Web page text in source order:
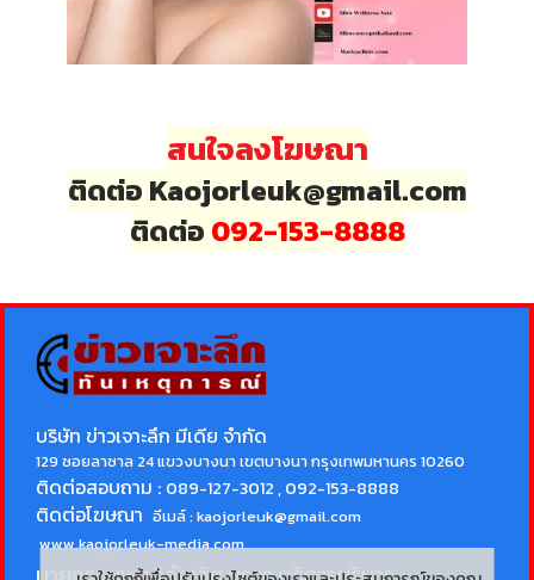
สนใจลงโฆษณา
ติดต่อ Kaojorleuk@gmail.com
ติดต่อ 092-153-8888
บริษัท ข่าวเจาะลึก มีเดีย จำกัด
129 ซอยลาซาล 24 แขวงบางนา เขตบางนา กรุงเทพมหานคร 10260
ติดต่อสอบถาม : 089-127-3012 , 092-153-8888
ติดต่อโฆษณา อีเมล์ :kaojorleuk@gmail.com
www.kaojorleuk-media.com